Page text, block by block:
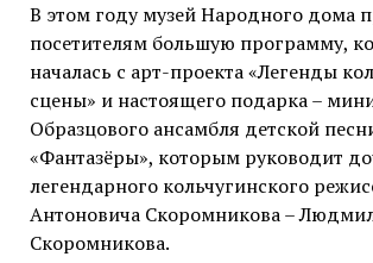
В этом году музей Народного дома
посетителям большую программу,
началась с арт-проекта «Легенды
сцены» и настоящего подарка –
Образцового ансамбля детской
«Фантазёры», которым руководит
легендарного кольчугинского
Антоновича Скоромникова –
Скоромникова.